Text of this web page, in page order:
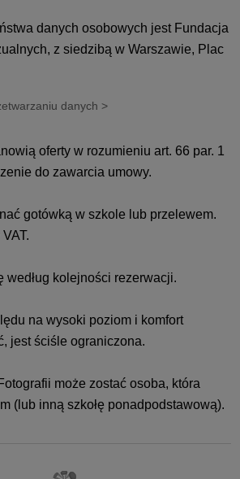
danych osobowych jest Fundacja
z siedzibą w Warszawie, Plac
oferty w rozumieniu art. 66 par. 1
do zawarcia umowy.
gotówką w szkole lub przelewem.
według kolejności rezerwacji.
na wysoki poziom i komfort
jest ściśle ograniczona.
może zostać osoba, która
(lub inną szkołę ponadpodstawową).